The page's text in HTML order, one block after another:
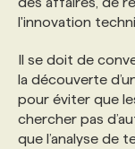
l'innovation
Il se doit de
la découverte
pour éviter que
chercher pas
que l’analyse de